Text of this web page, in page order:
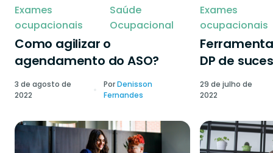
Exames
ocupacionais
Saúde
Ocupacional
Como agilizar o
agendamento do ASO?
3 de agosto de
2022
PorDenisson
Fernandes
Exames
ocupacionais
DP de
29 de julho de
2022